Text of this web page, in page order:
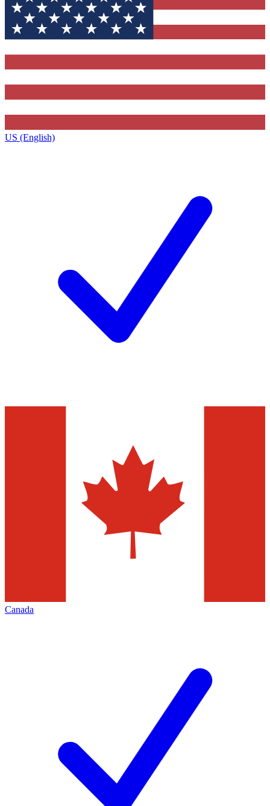
US (English)
Canada